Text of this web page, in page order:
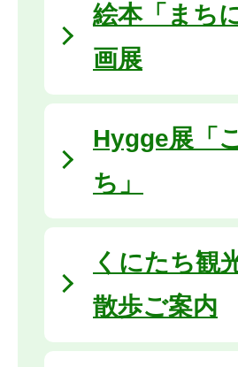
絵本「まち
画展
Hygge展「
ち」
くにたち観
散歩ご案内